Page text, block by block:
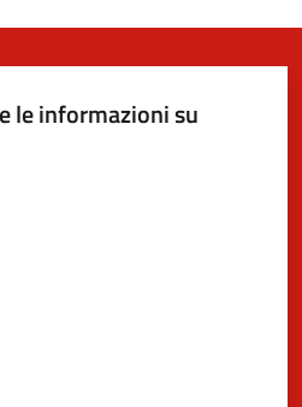
le informazioni su